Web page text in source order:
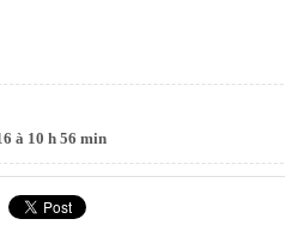
à 10 h 56 min